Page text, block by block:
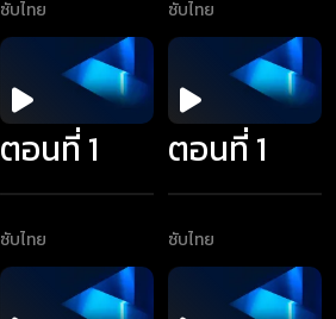
ซับไทย ซับไทย
ตอนที่ 1
ซับไทย
ตอนที่ 1
ซับไทย